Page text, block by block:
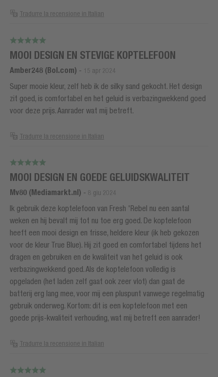
Tradurre la recensione in Italian
MOOI DESIGN EN STEVIGE KOPTELEFOON
Amber248 (Bol.com) - 15 apr 2024
Super mooie kleur, zelf heb ik de silky sand gekocht. Het design
zit goed, is comfortabel en het geluid is verbazingwekkend goed
voor deze prijs. Aanrader wat mij betreft.
Tradurre la recensione in Italian
MOOI DESIGN EN GOEDE GELUIDSKWALITEIT
Mv80 (Mediamarkt.nl) - 8 giu 2024
Ik gebruik deze koptelefoon van Fresh 'Rebel nu een aantal
weken en hij bevalt mij tot nu toe erg goed. De koptelefoon
heeft een mooi design en frisse, heldere kleur (ik heb gekozen
voor de kleur True Blue). Hij zit goed en comfortabel tijdens het
dragen en gebruiken en de kwaliteit van het geluid is ook
verbazingwekkend goed. Als de koptelefoon volledig is
opgeladen (het laden zelf gaat ook zeer vlot) dan gaat de
batterij erg lang mee, voor mij een pluspunt vanwege regelmatig
gebruik onderweg. Kortom: dit is een koptelefoon met een
goede prijs-kwaliteit verhouding, wat mij betreft een aanrader!
Tradurre la recensione in Italian